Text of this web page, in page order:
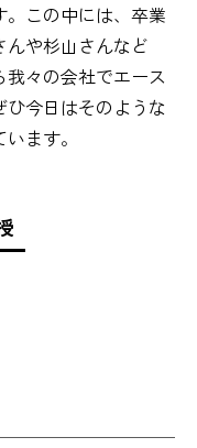
。この中には、卒業
や杉山さんなど
々の会社でエース
今日はそのような
ます。